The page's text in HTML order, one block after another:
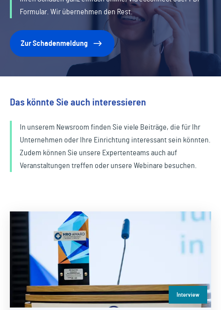
Formular. Wir übernehmen den Rest.
Zur Schadenmeldung
Das könnte Sie auch interessieren
In unserem Newsroom finden Sie viele Beiträge, die für Ihr
Unternehmen oder Ihre Einrichtung interessant sein könnten.
Zudem können Sie unsere Expertenteams auch auf
Veranstaltungen treffen oder unsere Webinare besuchen.
Interview